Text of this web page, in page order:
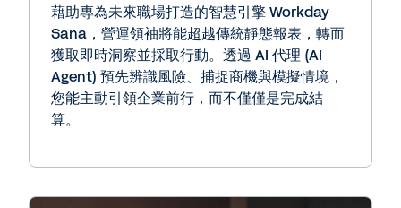
藉助專為未來職場打造的智慧引擎 Workday
Sana，營運領袖將能超越傳統靜態報表，轉而
獲取即時洞察並採取行動。透過 AI 代理 (AI
Agent) 預先辨識風險、捕捉商機與模擬情境，
您能主動引領企業前行，而不僅僅是完成結
算。